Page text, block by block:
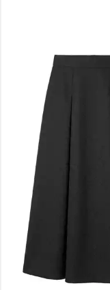
FELICITAS
194,99 €